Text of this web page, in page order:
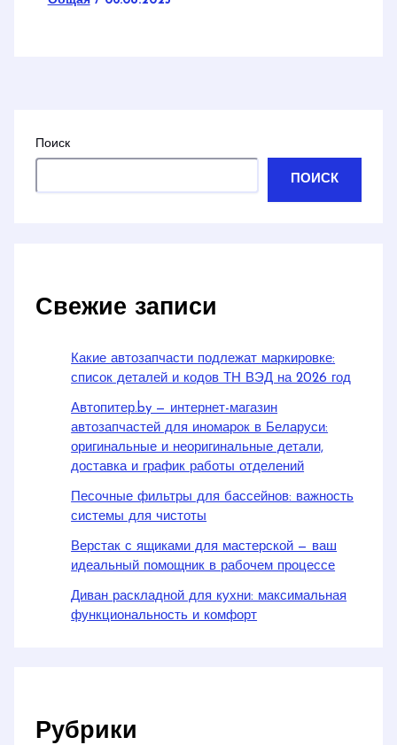
Поиск
ПОИСК
Свежие записи
Какие автозапчасти подлежат маркировке:
список деталей и кодов ТН ВЭД на 2026 год
Автопитер.by — интернет-магазин
автозапчастей для иномарок в Беларуси:
оригинальные и неоригинальные детали,
доставка и график работы отделений
Песочные фильтры для бассейнов: важность
системы для чистоты
Верстак с ящиками для мастерской — ваш
идеальный помощник в рабочем процессе
Диван раскладной для кухни: максимальная
функциональность и комфорт
Рубрики